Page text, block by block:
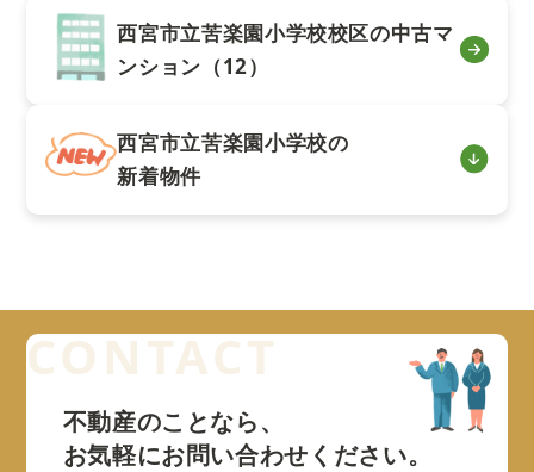
西宮市立苦楽園小学校校区の中古マ
ンション（12）
西宮市立苦楽園小学校の
新着物件
不動産のことなら、
お気軽にお問い合わせください。